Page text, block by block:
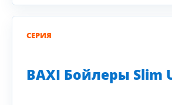
СЕРИЯ
BAXI Бойлеры Slim